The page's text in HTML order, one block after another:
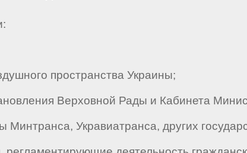
пространства Украины;
Верховной Рады и Кабинета
Минтранса, Укравиатранса, других